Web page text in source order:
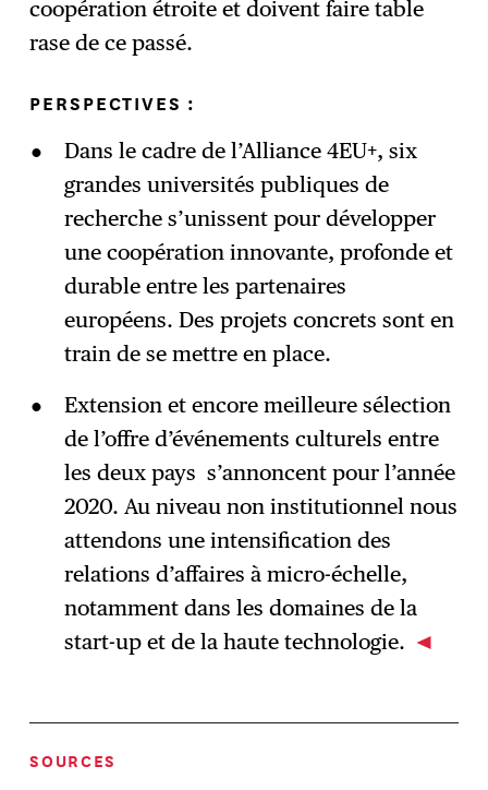
coopération étroite et doivent faire table
rase de ce passé.
PERSPECTIVES :
Dans le cadre de l’Alliance 4EU+, six
grandes universités publiques de
recherche s’unissent pour développer
une coopération innovante, profonde et
durable entre les partenaires
européens. Des projets concrets sont en
train de se mettre en place.
Extension et encore meilleure sélection
de l’offre d’événements culturels entre
les deux pays s’annoncent pour l’année
2020. Au niveau non institutionnel nous
attendons une intensification des
relations d’affaires à micro-échelle,
notamment dans les domaines de la
start-up et de la haute technologie.
SOURCES